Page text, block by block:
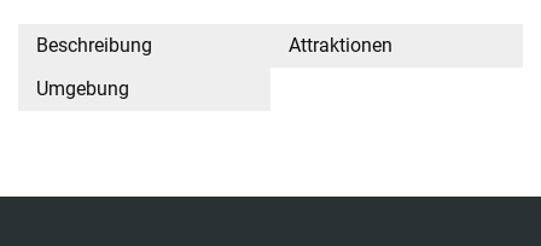
Beschreibung
Attraktionen
Umgebung